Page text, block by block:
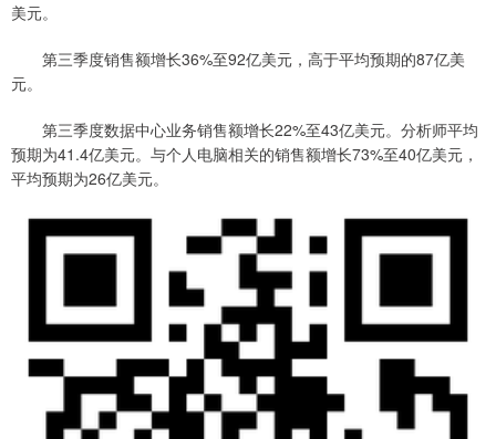
美元。
第三季度销售额增长36%至92亿美元，高于平均预期的87亿美
元。
第三季度数据中心业务销售额增长22%至43亿美元。分析师平均
预期为41.4亿美元。与个人电脑相关的销售额增长73%至40亿美元，
平均预期为26亿美元。